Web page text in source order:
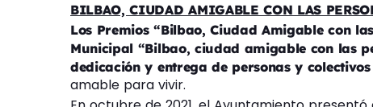
BILBAO, CIUDAD AMIGABLE CON LAS
Los Premios “Bilbao, Ciudad Amigable con
Municipal “Bilbao, ciudad amigable con las
dedicación y entrega de personas y colectivos
amable para vivir.